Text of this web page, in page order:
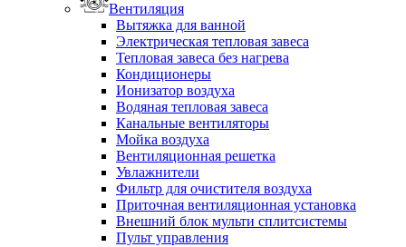
Вентиляция
Вытяжка для ванной
Электрическая тепловая завеса
Тепловая завеса без нагрева
Кондиционеры
Ионизатор воздуха
Водяная тепловая завеса
Канальные вентиляторы
Мойка воздуха
Вентиляционная решетка
Увлажнители
Фильтр для очистителя воздуха
Приточная вентиляционная установка
Внешний блок мульти сплитсистемы
Пульт управления